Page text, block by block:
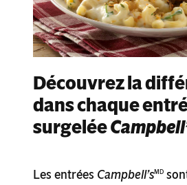
Découvrez la
dans chaque
surgelée
Les entrées Campbell’sMD